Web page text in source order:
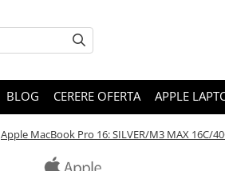
BLOG CERERE OFERTA APPLE
Apple MacBook Pro 16: SILVER/M3 MAX 16C/